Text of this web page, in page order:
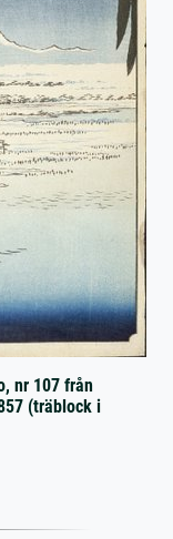
nr 107 från
(träblock i